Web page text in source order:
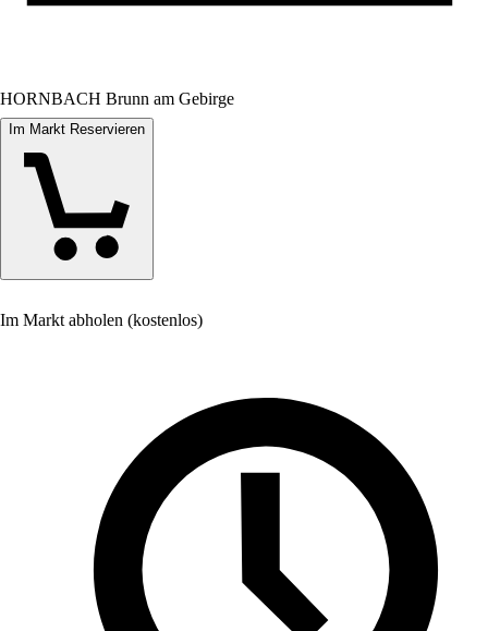
HORNBACH Brunn am Gebirge
Im Markt Reservieren
Im Markt abholen (kostenlos)